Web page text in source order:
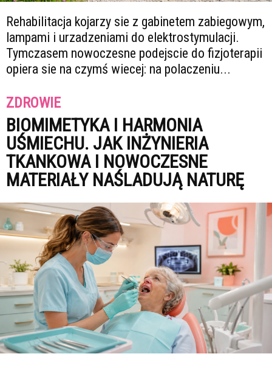
Rehabilitacja kojarzy sie z gabinetem zabiegowym,
lampami i urzadzeniami do elektrostymulacji.
Tymczasem nowoczesne podejscie do fizjoterapii
opiera sie na czymś wiecej: na polaczeniu...
ZDROWIE
BIOMIMETYKA I HARMONIA
UŚMIECHU. JAK INŻYNIERIA
TKANKOWA I NOWOCZESNE
MATERIAŁY NAŚLADUJĄ NATURĘ